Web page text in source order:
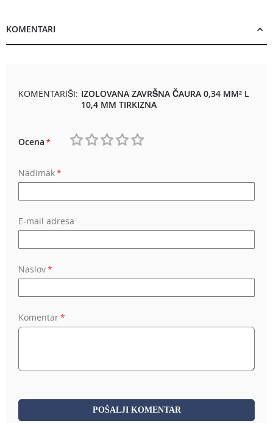
KOMENTARI
KOMENTARIŠI: IZOLOVANA ZAVRŠNA ČAURA 0,34 MM² L
10,4 MM TIRKIZNA
Ocena
Nadimak
E-mail adresa
Naslov
Komentar
POŠALJI KOMENTAR